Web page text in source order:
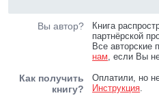
Вы автор?
Книга
партнёрской
Все авторские
нам, если Вы
Как получить
книгу?
Оплатили, но
Инструкция.